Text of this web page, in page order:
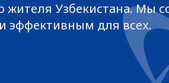
жителя Узбекистана. Мы
эффективным для всех.